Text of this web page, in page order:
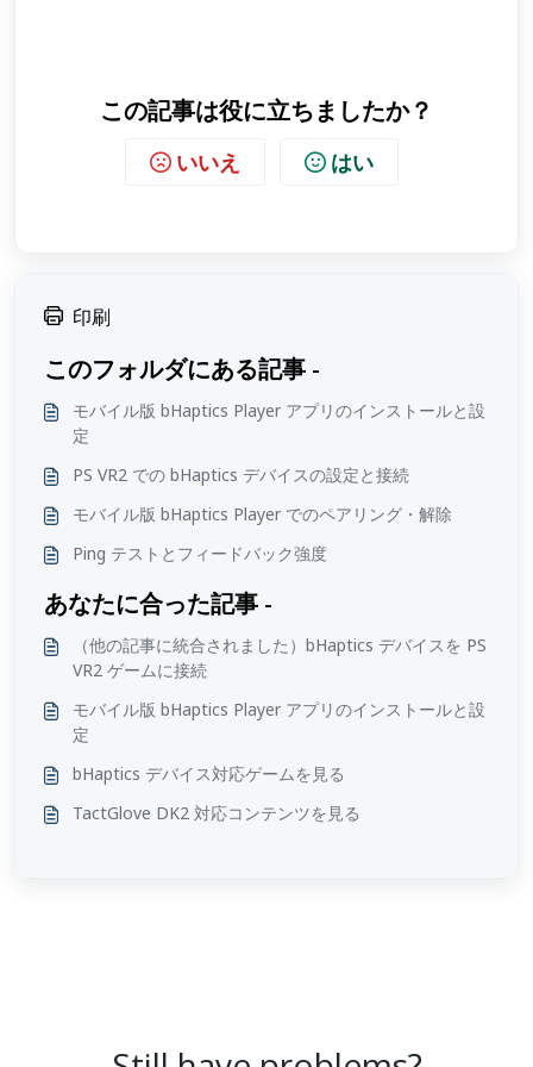
この記事は役に立ちましたか？
いいえ はい
印刷
このフォルダにある記事 -
モバイル版 bHaptics Player アプリのインストールと設
定
PS VR2 での bHaptics デバイスの設定と接続
モバイル版 bHaptics Player でのペアリング・解除
Ping テストとフィードバック強度
あなたに合った記事 -
（他の記事に統合されました）bHaptics デバイスを PS
VR2 ゲームに接続
モバイル版 bHaptics Player アプリのインストールと設
定
bHaptics デバイス対応ゲームを見る
TactGlove DK2 対応コンテンツを見る